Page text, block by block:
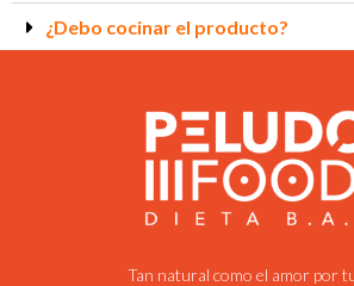
¿Debo cocinar el producto?
Tan natural como el amor por